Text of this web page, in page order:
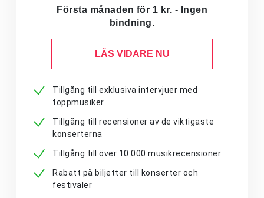
Första månaden för 1 kr. - Ingen
bindning.
LÄS VIDARE NU
Tillgång till exklusiva intervjuer med
toppmusiker
Tillgång till recensioner av de viktigaste
konserterna
Tillgång till över 10 000 musikrecensioner
Rabatt på biljetter till konserter och
festivaler